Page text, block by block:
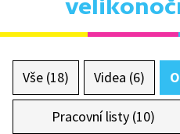
Vše (18) Videa (6)
Pracovní listy (10)